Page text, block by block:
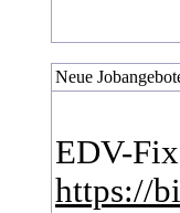
Neue
EDV-
https://